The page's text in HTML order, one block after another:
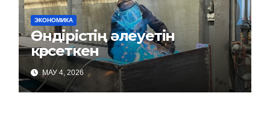
ЭКОНОМИКА
Өндірістің әлеуетін
көрсеткен
МАУ 4, 2026